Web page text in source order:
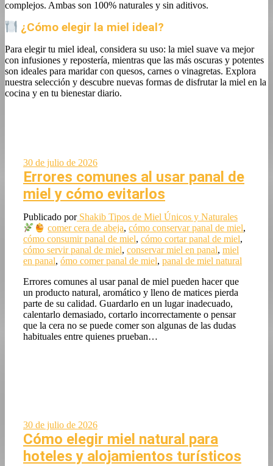
complejos. Ambas son 100% naturales y sin aditivos.
¿Cómo elegir la miel ideal?
Para elegir tu miel ideal, considera su uso: la miel suave va mejor
con infusiones y repostería, mientras que las más oscuras y potentes
son ideales para maridar con quesos, carnes o vinagretas. Explora
nuestra selección y descubre nuevas formas de disfrutar la miel en la
cocina y en tu bienestar diario.
30 de julio de 2026
Errores comunes al usar panal de
miel y cómo evitarlos
Publicado porShakib Tipos de Miel Únicos y Naturales
comer cera de abeja,cómo conservar panal de miel,
cómo consumir panal de miel, cómo cortar panal de miel,
cómo servir panal de miel, conservar miel en panal, miel
en panal, ómo comer panal de miel, panal de miel natural
Errores comunes al usar panal de miel pueden hacer que
un producto natural, aromático y lleno de matices pierda
parte de su calidad. Guardarlo en un lugar inadecuado,
calentarlo demasiado, cortarlo incorrectamente o pensar
que la cera no se puede comer son algunas de las dudas
habituales entre quienes prueban…
30 de julio de 2026
Cómo elegir miel natural para
hoteles y alojamientos turísticos